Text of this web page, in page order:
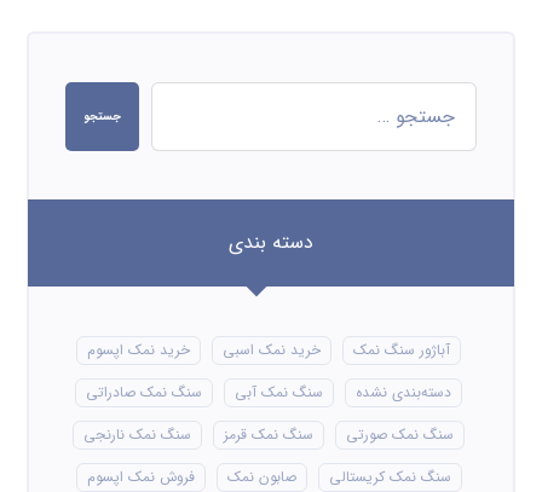
جستجو
دسته بندی
آباژور سنگ نمک خرید نمک اسبی
خرید نمک اپسوم
دسته‌بندی نشده
سنگ نمک آبی
سنگ نمک صادراتی
سنگ نمک صورتی
سنگ نمک قرمز
سنگ نمک نارنجی
سنگ نمک کریستالی
صابون نمک
فروش نمک اپسوم